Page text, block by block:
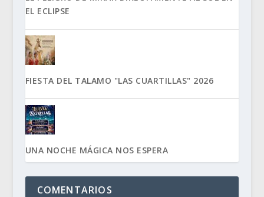
EL ECLIPSE
FIESTA DEL TALAMO "LAS CUARTILLAS" 2026
UNA NOCHE MÁGICA NOS ESPERA
COMENTARIOS